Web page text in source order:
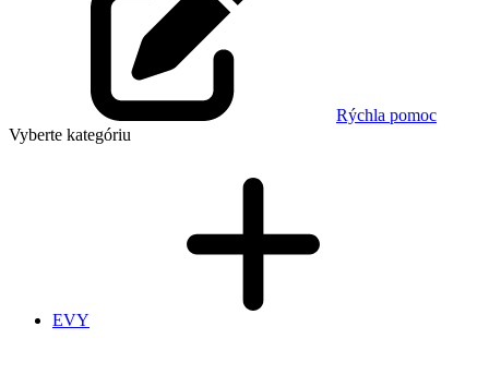
Rýchla pomoc
Vyberte kategóriu
EVY